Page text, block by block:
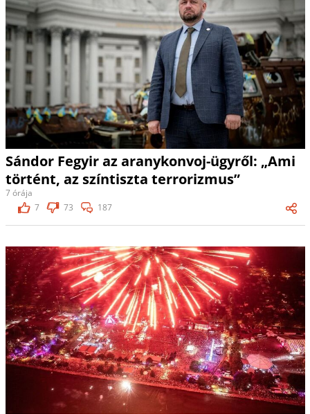
Sándor Fegyir az aranykonvoj-ügyről: „Ami
történt, az színtiszta terrorizmus”
7 órája
7
73 187